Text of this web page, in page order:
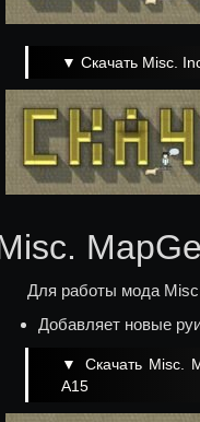
▼ Скачать Misc.
Для работы мода
Добавляет новые
▼ Скачать Misc.
A15